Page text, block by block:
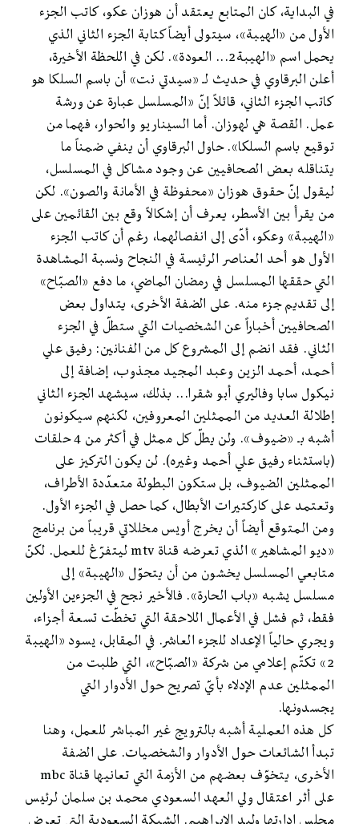
في البداية، كان المتابع يعتقد أن هوزان عكو، كاتب الجزء
الأول من «الهيبة»، سيتولى أيضاً كتابة الجزء الثاني الذي
يحمل اسم «الهيبة2... العودة». لكن في اللحظة الأخيرة،
أعلن البرقاوي في حديث لـ «سيدتي نت» أن باسم السلكا هو
كاتب الجزء الثاني، قائلاً إنّ «المسلسل عبارة عن ورشة
عمل. القصة هي لهوزان. أما السيناريو والحوار، فهما من
توقيع باسم السلكا». حاول البرقاوي أن ينفي ضمناً ما
يتناقله بعض الصحافيين عن وجود مشاكل في المسلسل،
ليقول إنّ حقوق هوزان «محفوظة في الأمانة والصون». لكن
من يقرأ بين الأسطر، يعرف أن إشكالاً وقع بين القائمين على
«الهيبة» وعكو، أدّى إلى انفصالهما، رغم أن كاتب الجزء
الأول هو أحد العناصر الرئيسة في النجاح ونسبة المشاهدة
التي حققها المسلسل في رمضان الماضي، ما دفع «الصبّاح»
إلى تقديم جزء منه. على الضفة الأخرى، يتداول بعض
الصحافيين أخباراً عن الشخصيات التي ستطلّ في الجزء
الثاني. فقد انضم إلى المشروع كل من الفنانين: رفيق علي
أحمد، أحمد الزين وعبد المجيد مجذوب، إضافة إلى
نيكول سابا وفاليري أبو شقرا... بذلك، سيشهد الجزء الثاني
إطلالة العديد من الممثلين المعروفين، لكنهم سيكونون
أشبه بـ «ضيوف». ولن يطلّ كل ممثل في أكثر من 4 حلقات
(باستثناء رفيق علي أحمد وغيره). لن يكون التركيز على
الممثلين الضيوف، بل ستكون البطولة متعدّدة الأطراف،
وتعتمد على كاركتيرات الأبطال، كما حصل في الجزء الأول.
ومن المتوقع أيضاً أن يخرج أويس مخللاتي قريباً من برنامج
«ديو المشاهير» الذي تعرضه قناة mtv ليتفرّغ للعمل. لكنّ
متابعي المسلسل يخشون من أن يتحوّل «الهيبة» إلى
مسلسل يشبه «باب الحارة». فالأخير نجح في الجزءين الأولين
فقط، ثم فشل في الأعمال اللاحقة التي تخطّت تسعة أجزاء،
ويجري حالياً الإعداد للجزء العاشر. في المقابل، يسود «الهيبة
2» تكتّم إعلامي من شركة «الصبّاح»، التي طلبت من
الممثلين عدم الإدلاء بأيّ تصريح حول الأدوار التي
يجسدونها.
كل هذه العملية أشبه بالترويج غير المباشر للعمل، وهنا
تبدأ الشائعات حول الأدوار والشخصيات. على الضفة
الأخرى، يتخوّف بعضهم من الأزمة التي تعانيها قناة mbc
على أثر اعتقال ولي العهد السعودي محمد بن سلمان لرئيس